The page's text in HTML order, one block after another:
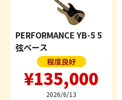
PERFORMANCE YB-5 5
弦ベース
程度良好
¥135,000
2026/6/13